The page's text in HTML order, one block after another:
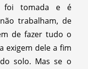
foi tomada e é
trabalham, de
de fazer tudo o
exigem dele a fim
solo. Mas se o